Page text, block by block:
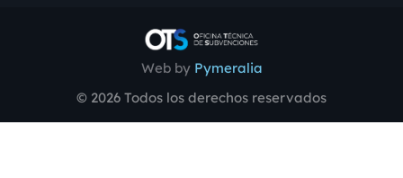
Web by Pymeralia
© 2026 Todos los derechos reservados